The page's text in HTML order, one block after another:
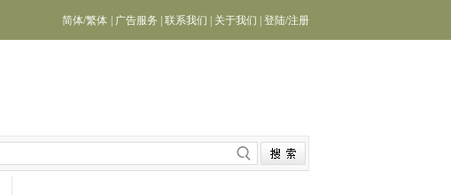
简体/繁体 广告服务 联系我们 关于我们 登陆/注册